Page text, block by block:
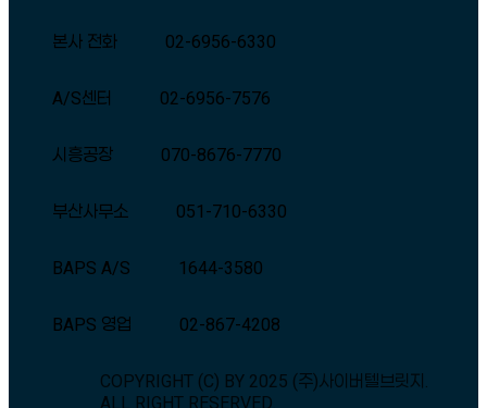
본사 전화 02-6956-6330
A/S센터 02-6956-7576
시흥공장 070-8676-7770
부산사무소 051-710-6330
BAPS A/S 1644-3580
BAPS 영업 02-867-4208
COPYRIGHT (C) BY 2025 (주)사이버텔브릿지.